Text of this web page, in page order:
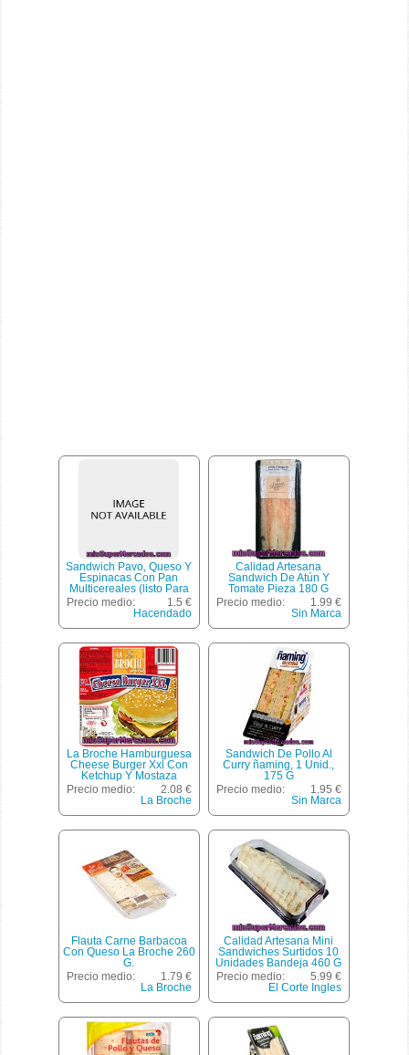
Sandwich Pavo, Queso Y
Espinacas Con Pan
Multicereales (listo Para
Comer), Hacendado, 1 U -
185 G (envasado 2
Precio medio:
1.5 €
Hacendado
Calidad Artesana
Sandwich De Atún Y
Tomate Pieza 180 G
Precio medio:
1.99 €
Sin Marca
La Broche Hamburguesa
Cheese Burger Xxl Con
Ketchup Y Mostaza
Envase 190 G
Precio medio:
2.08 €
La Broche
Sandwich De Pollo Al
Curry ñaming, 1 Unid.,
175 G
Precio medio:
1.95 €
Sin Marca
Flauta Carne Barbacoa
Con Queso La Broche 260
G.
Precio medio:
1.79 €
La Broche
Calidad Artesana Mini
Sandwiches Surtidos 10
Unidades Bandeja 460 G
Precio medio:
5.99 €
El Corte Ingles